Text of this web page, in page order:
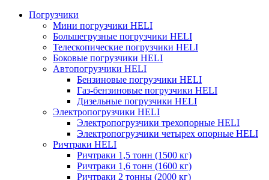
Погрузчики
Мини погрузчики HELI
Большегрузные погрузчики HELI
Телескопические погрузчики HELI
Боковые погрузчики HELI
Автопогрузчики HELI
Бензиновые погрузчики HELI
Газ-бензиновые погрузчики HELI
Дизельные погрузчики HELI
Электропогрузчики HELI
Электропогрузчики трехопорные HELI
Электропогрузчики четырех опорные HELI
Ричтраки HELI
Ричтраки 1,5 тонн (1500 кг)
Ричтраки 1,6 тонн (1600 кг)
Ричтраки 2 тонны (2000 кг)